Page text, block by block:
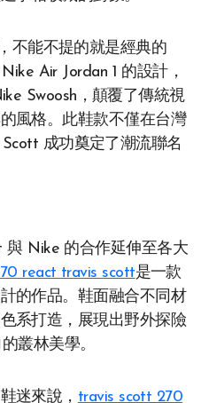
不能不提的就是經典的
Air Jordan 1 的設計，
Swoosh，顛覆了傳統視
風格。此鞋款不僅在台灣
成功奠定了潮流聯名
與 Nike 的合作延伸至各大
react travis scott是一款
的作品。鞋面融合不同材
系打造，展現出野外探險
叢林美學。
迷來說， travis scott 270